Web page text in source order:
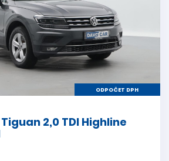
ODPOČET DPH
2,0 TDI Highline